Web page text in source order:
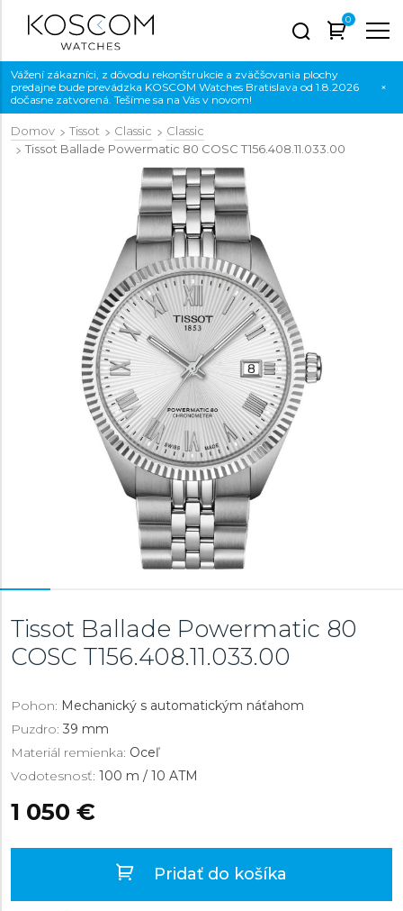
0
Vážení zákazníci, z dôvodu rekonštrukcie a zväčšovania plochy
predajne bude prevádzka KOSCOM Watches Bratislava od 1.8.2026
dočasne zatvorená. Tešíme sa na Vás v novom!
×
Domov Tissot Classic
Classic
Tissot Ballade Powermatic 80 COSC T156.408.11.033.00
Tissot Ballade Powermatic 80
COSC T156.408.11.033.00
Pohon: Mechanický s automatickým náťahom
Puzdro: 39 mm
Materiál remienka: Oceľ
Vodotesnosť: 100 m / 10 ATM
1 050 €
Pridať do košíka